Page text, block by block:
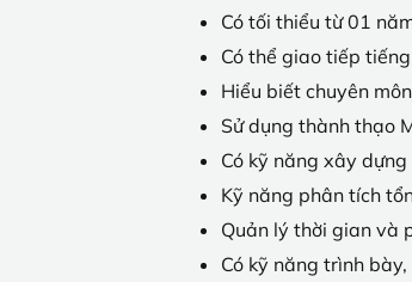
Có tối thiểu từ 01
Có thể giao tiếp
Hiểu biết chuyên
Sử dụng thành thạo
Có kỹ năng xây
Kỹ năng phân tích
Quản lý thời gian và
Có kỹ năng trình